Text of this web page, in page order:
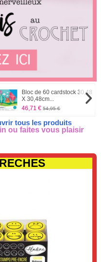
Bloc de 60 cardstock 30,48
X 30,48cm...
46,71 € 54,95 €
tous les produits
ou faites vous plaisir